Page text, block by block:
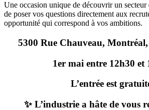
Une occasion unique de découvrir un secteur
de poser vos questions directement aux
opportunité qui correspond à vos ambitions.
5300 Rue Chauveau,
1er mai entre 12h30 et
L’entrée est
✨ L’industrie a hâte de vous